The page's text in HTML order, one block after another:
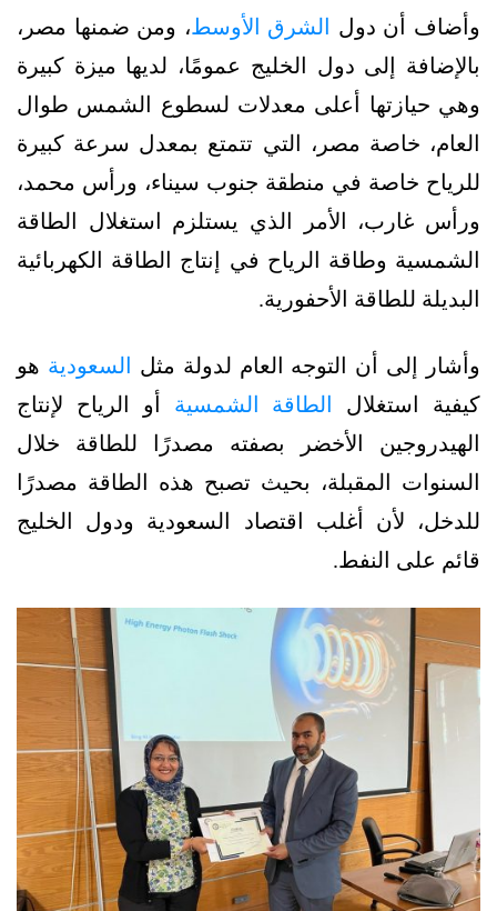
وأضاف أن دول الشرق الأوسط، ومن ضمنها مصر،
بالإضافة إلى دول الخليج عمومًا، لديها ميزة كبيرة
وهي حيازتها أعلى معدلات لسطوع الشمس طوال
العام، خاصة مصر، التي تتمتع بمعدل سرعة كبيرة
للرياح خاصة في منطقة جنوب سيناء، ورأس محمد،
ورأس غارب، الأمر الذي يستلزم استغلال الطاقة
الشمسية وطاقة الرياح في إنتاج الطاقة الكهربائية
البديلة للطاقة الأحفورية.
وأشار إلى أن التوجه العام لدولة مثل السعودية هو
كيفية استغلال
الطاقة الشمسية أو الرياح لإنتاج
الهيدروجين الأخضر بصفته مصدرًا للطاقة خلال
السنوات المقبلة، بحيث تصبح هذه الطاقة مصدرًا
للدخل، لأن أغلب اقتصاد السعودية ودول الخليج
قائم على النفط.